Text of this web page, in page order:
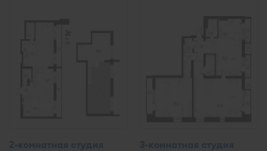
2-комнатная студия
3-комнатная студия